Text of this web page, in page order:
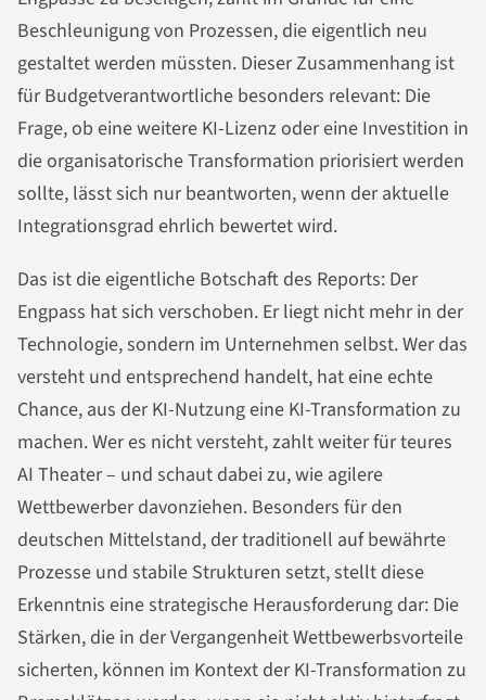
Beschleunigung von Prozessen, die eigentlich neu
gestaltet werden müssten. Dieser Zusammenhang ist
für Budgetverantwortliche besonders relevant: Die
Frage, ob eine weitere KI-Lizenz oder eine Investition in
die organisatorische Transformation priorisiert werden
sollte, lässt sich nur beantworten, wenn der aktuelle
Integrationsgrad ehrlich bewertet wird.
Das ist die eigentliche Botschaft des Reports: Der
Engpass hat sich verschoben. Er liegt nicht mehr in der
Technologie, sondern im Unternehmen selbst. Wer das
versteht und entsprechend handelt, hat eine echte
Chance, aus der KI-Nutzung eine KI-Transformation zu
machen. Wer es nicht versteht, zahlt weiter für teures
AI Theater – und schaut dabei zu, wie agilere
Wettbewerber davonziehen. Besonders für den
deutschen Mittelstand, der traditionell auf bewährte
Prozesse und stabile Strukturen setzt, stellt diese
Erkenntnis eine strategische Herausforderung dar: Die
Stärken, die in der Vergangenheit Wettbewerbsvorteile
sicherten, können im Kontext der KI-Transformation zu